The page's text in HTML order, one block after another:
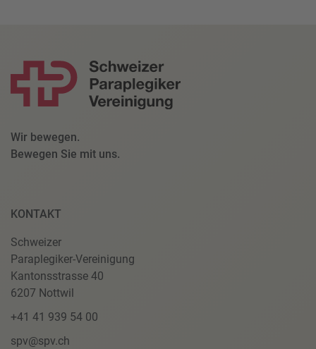
Wir bewegen.
Bewegen Sie mit uns.
KONTAKT
Schweizer
Paraplegiker-Vereinigung
Kantonsstrasse 40
6207 Nottwil
+41 41 939 54 00
spv@spv.ch